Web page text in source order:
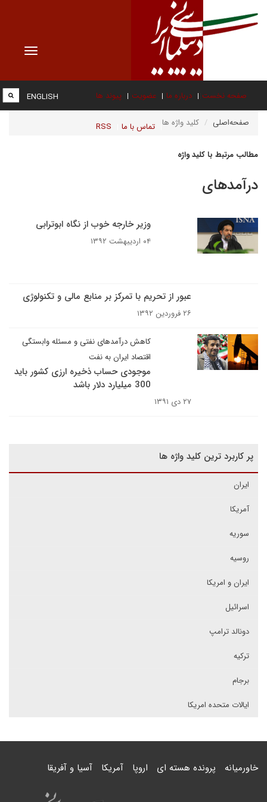
Toggle
صفحه نخست درباره ما عضویت پیوند ها
تماس با ما RSS
ENGLISH
صفحه‌اصلی کلید واژه ها
مطالب مرتبط با کلید واژه
درآمدهای
وزیر خارجه خوب از نگاه ابوترابی
۰۴ اردیبهشت ۱۳۹۲
عبور از تحریم با تمرکز بر منابع مالی و تکنولوژی
۲۶ فروردین ۱۳۹۲
کاهش درآمدهای نفتی و مسئله وابستگی
اقتصاد ایران به نفت
موجودی حساب ذخیره ارزی کشور باید
300 میلیارد دلار باشد
۲۷ دی ۱۳۹۱
پر کاربرد ترین کلید واژه ها
ایران
آمریکا
سوریه
روسیه
ایران و امریکا
اسرائیل
دونالد ترامپ
ترکیه
برجام
ایالات متحده امریکا
خاورمیانه پرونده هسته ای اروپا آمریکا آسیا و آفریقا